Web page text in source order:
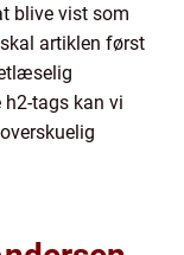
blive vist som
artiklen først
h2-tags kan vi